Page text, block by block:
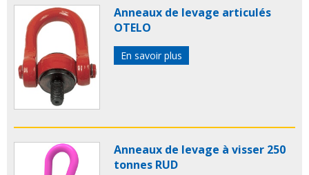
Anneaux de levage articulés
OTELO
En savoir plus
Anneaux de levage à visser 250
tonnes RUD